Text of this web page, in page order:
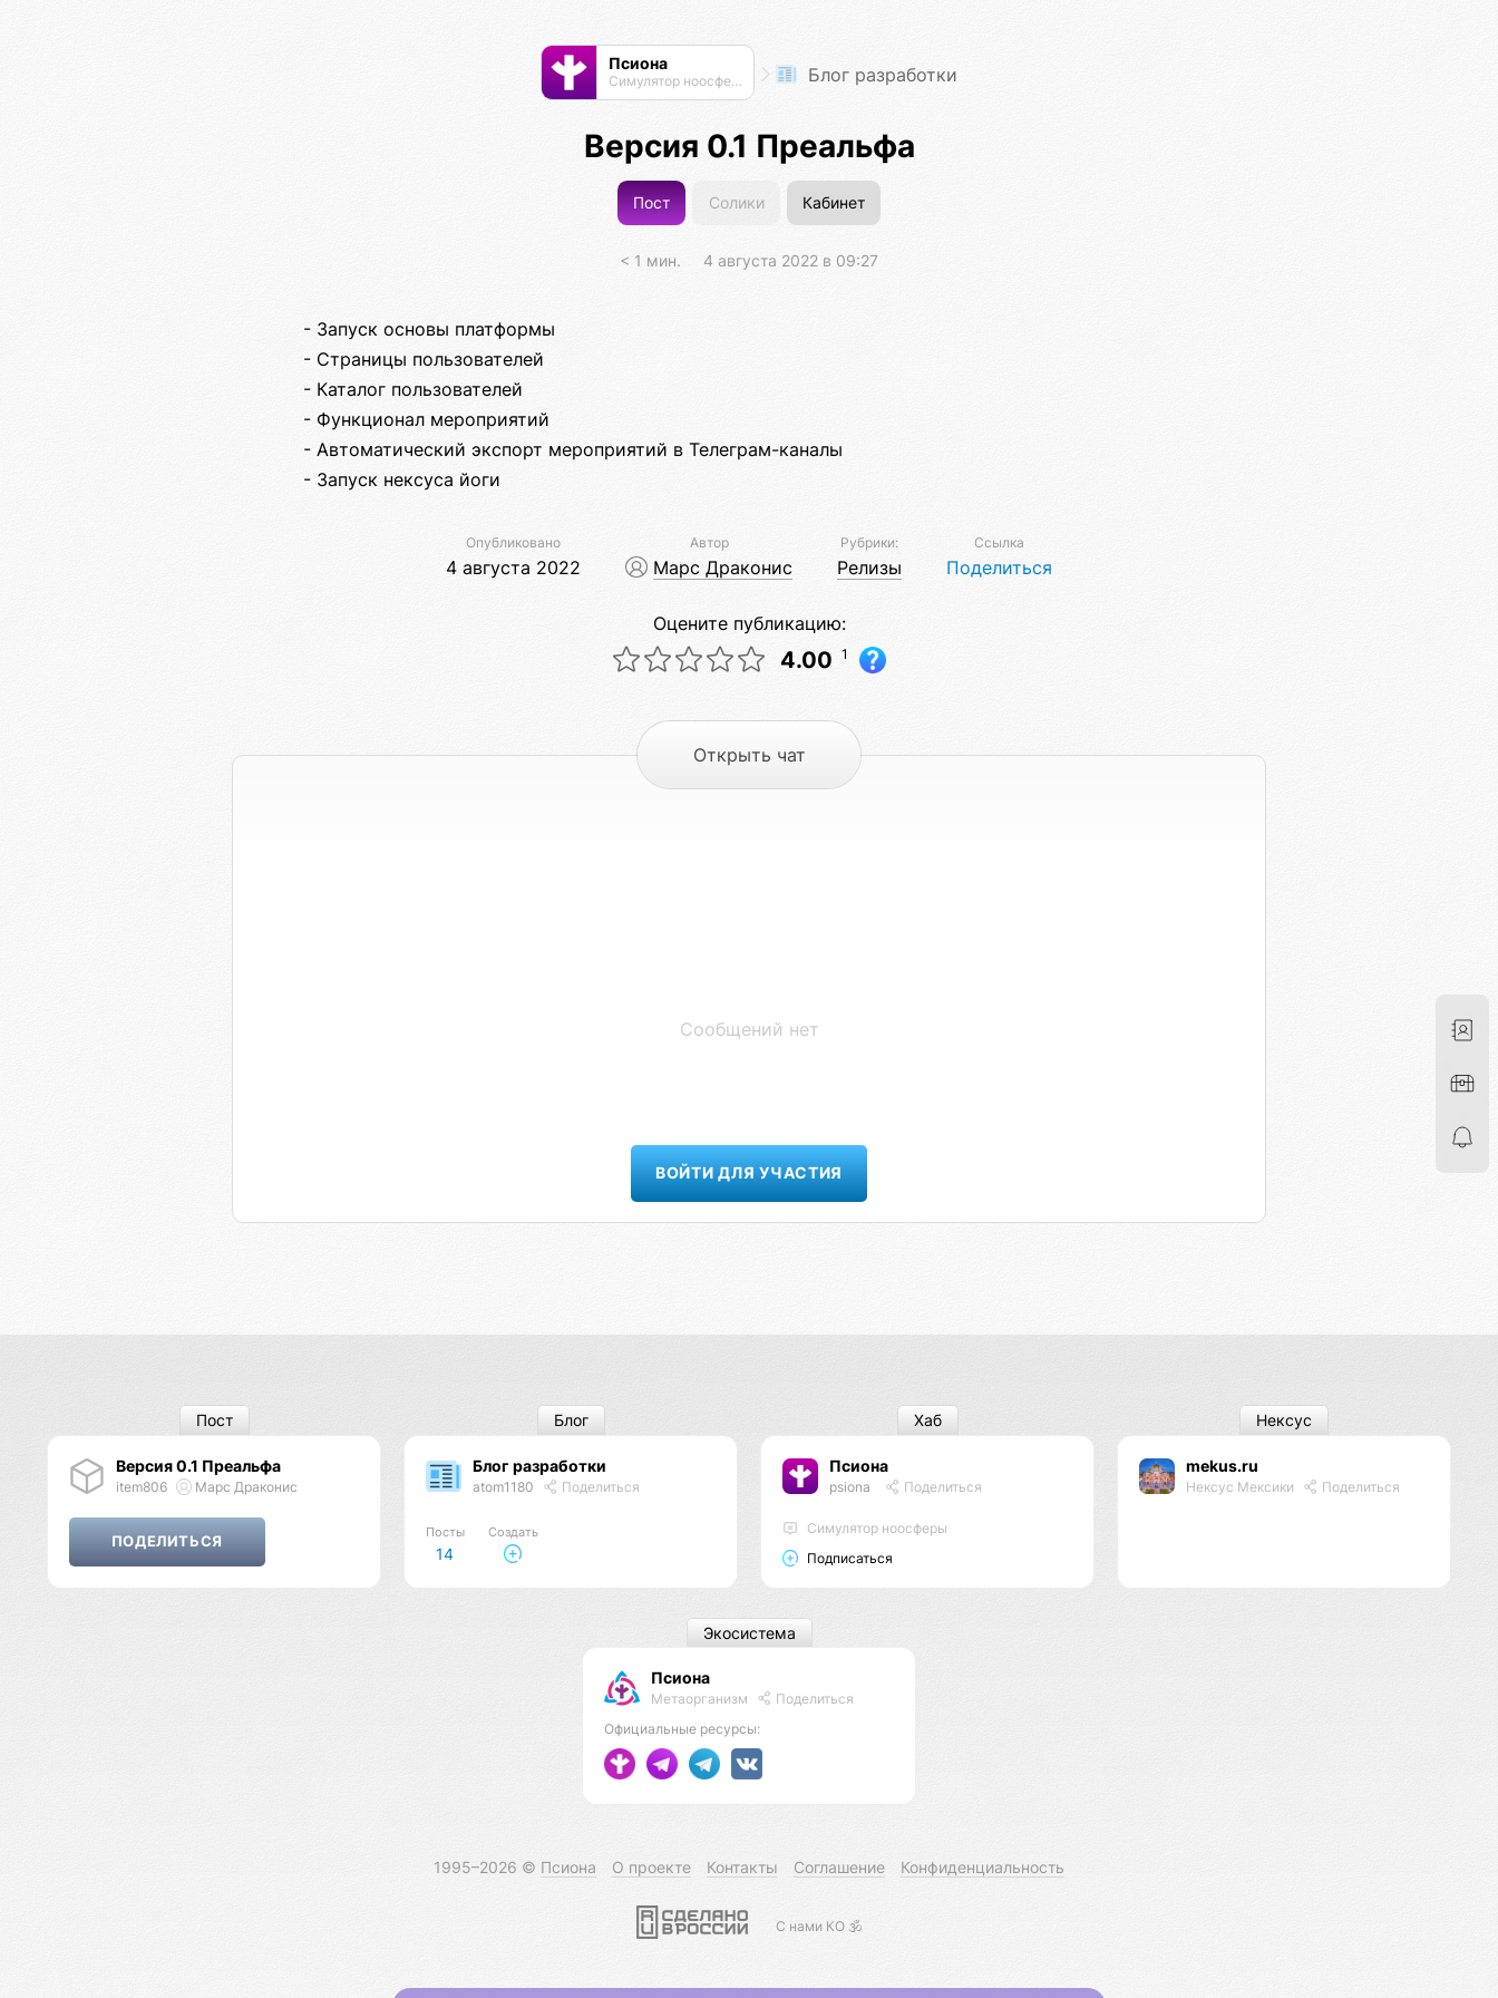
Псиона
Cимулятор ноосферы Блог разработки
Версия 0.1 Преальфа
Пост Солики Кабинет
< 1 мин. 4 августа 2022 в 09:27
- Запуск основы платформы
- Страницы пользователей
- Каталог пользователей
- Функционал мероприятий
- Автоматический экспорт мероприятий в Телеграм-каналы
- Запуск нексуса йоги
Опубликовано
4 августа 2022
Автор
Марс Драконис
Рубрики:
Релизы
Ссылка
Поделиться
Оцените публикацию:
4.00 1
Открыть чат
Сообщений нет
ВОЙТИ ДЛЯ УЧАСТИЯ
Версия 0.1 Преальфа
item806 Марс Драконис
Пост
Блог разработки
atom1180 Поделиться
Посты
14
Создать
Блог
Псиона
psiona Поделиться
Cимулятор ноосферы
Подписаться
Хаб
mekus.ru
Нексус Мексики Поделиться
Нексус
Псиона
Метаорганизм
Поделиться
Официальные ресурсы:
Экосистема
1995–2026 © Псиона О проекте Контакты Соглашение Конфиденциальность
С нами КО 🕉️